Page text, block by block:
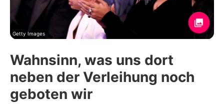
Familie & Liebe
Promiflash Exklusiv
Alle Themen auf Promiflash
Getty Images
Wahnsinn, was uns dort
neben der Verleihung noch
geboten wir